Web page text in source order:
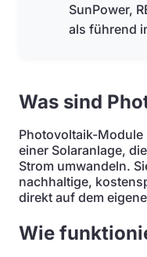
SunPower,
als führend
Was sind
Photovoltaik-Module
einer Solaranlage,
Strom umwandeln.
nachhaltige,
direkt auf dem
Wie